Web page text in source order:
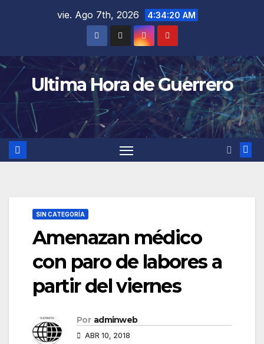
vie. Ago 7th, 2026 4:34:21 AM
Ultima Hora de Guerrero
SIN CATEGORÍA
Amenazan médico
con paro de labores a
partir del viernes
Por adminweb
ABR 10, 2018